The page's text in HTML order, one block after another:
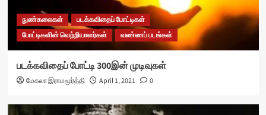
நுண்கலைகள்
படக்கவிதைப் போட்டிகள்
போட்டிகளின் வெற்றியாளர்கள்
வண்ணப் படங்கள்
படக்கவிதைப் போட்டி 300இன் முடிவுகள்
மேகலா இராமமூர்த்தி April 1, 2021 0